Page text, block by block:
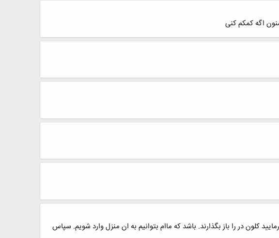
اگه کمکم کنی
کلون در را باز بگذارند. باشد که ماام بتوانیم به ان منزل وارد شویم. سپاس